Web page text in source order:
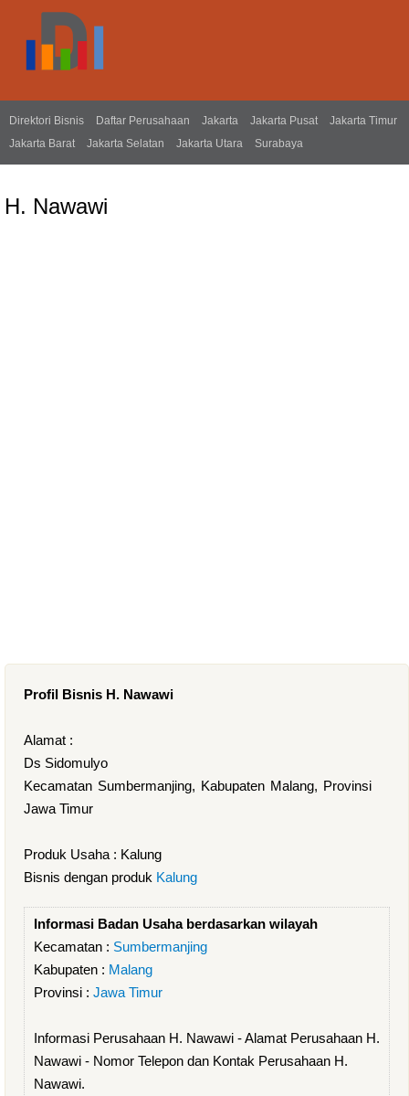
Direktori Bisnis Daftar Perusahaan Jakarta Jakarta Pusat
Jakarta Timur
Jakarta Barat
Jakarta Selatan Jakarta Utara Surabaya
H. Nawawi
Profil Bisnis H. Nawawi
Alamat :
Ds Sidomulyo
Kecamatan Sumbermanjing, Kabupaten Malang, Provinsi
Jawa Timur
Produk Usaha : Kalung
Bisnis dengan produk Kalung
Informasi Badan Usaha berdasarkan wilayah
Kecamatan : Sumbermanjing
Kabupaten : Malang
Provinsi : Jawa Timur
Informasi Perusahaan H. Nawawi - Alamat Perusahaan H.
Nawawi - Nomor Telepon dan Kontak Perusahaan H.
Nawawi.